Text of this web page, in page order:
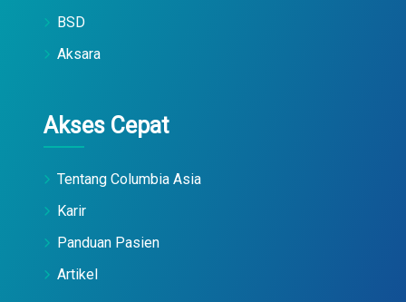
BSD
Aksara
Akses Cepat
Tentang Columbia Asia
Karir
Panduan Pasien
Artikel